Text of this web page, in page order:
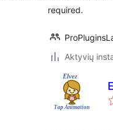
required.
Aktyvių